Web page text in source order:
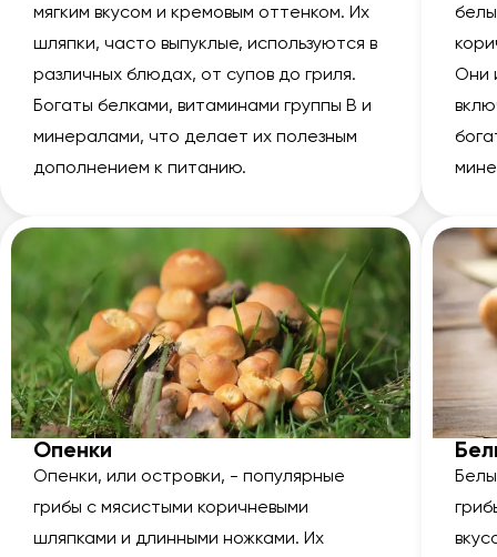
мягким вкусом и кремовым оттенком. Их
шляпки, часто выпуклые, используются в
различных блюдах, от супов до гриля.
Богаты белками, витаминами группы В и
минералами, что делает их полезным
дополнением к питанию.
Они
Опенки
Опенки, или островки, - популярные
грибы с мясистыми коричневыми
шляпками и длинными ножками. Их